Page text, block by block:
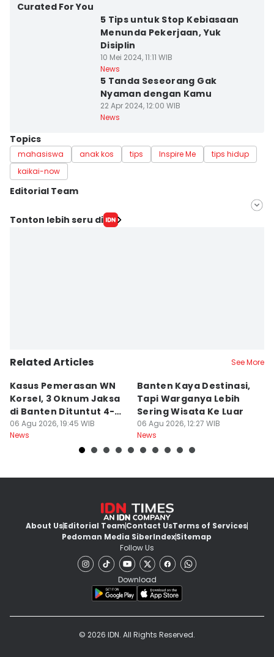
Curated For You
5 Tips untuk Stop Kebiasaan
Menunda Pekerjaan, Yuk
Disiplin
10 Mei 2024, 11:11 WIB
News
5 Tanda Seseorang Gak
Nyaman dengan Kamu
22 Apr 2024, 12:00 WIB
News
Topics
mahasiswa anak kos tips Inspire Me
tips hidup
kaikai-now
Editorial Team
Editor
Tonton lebih seru di
Related Articles See More
Kasus Pemerasan WN
Korsel, 3 Oknum Jaksa
di Banten Dituntut 4-5
Tahun
06 Agu 2026, 19:45 WIB
News
Banten Kaya Destinasi,
Tapi Warganya Lebih
Sering Wisata Ke Luar
06 Agu 2026, 12:27 WIB
News
About UsEditorial TeamContact UsTerms of Services
Pedoman Media SiberIndexSitemap
Follow Us
Download
© 2026 IDN. All Rights Reserved.